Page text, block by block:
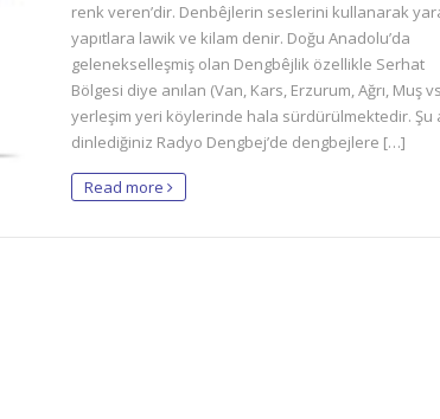
renk veren’dir. Denbêjlerin seslerini kullanarak
yapıtlara lawik ve kilam denir. Doğu Anadolu’da
gelenekselleşmiş olan Dengbêjlik özellikle Serhat
Bölgesi diye anılan (Van, Kars, Erzurum, Ağrı, Muş
yerleşim yeri köylerinde hala sürdürülmektedir. Şu
dinlediğiniz Radyo Dengbej’de dengbejlere […]
Read more